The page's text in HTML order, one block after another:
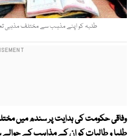
طلبہ کو اپنے مذہب سے مختلف مذہبی
وفاقی حکومت کی ہدایت پر سندھ میں